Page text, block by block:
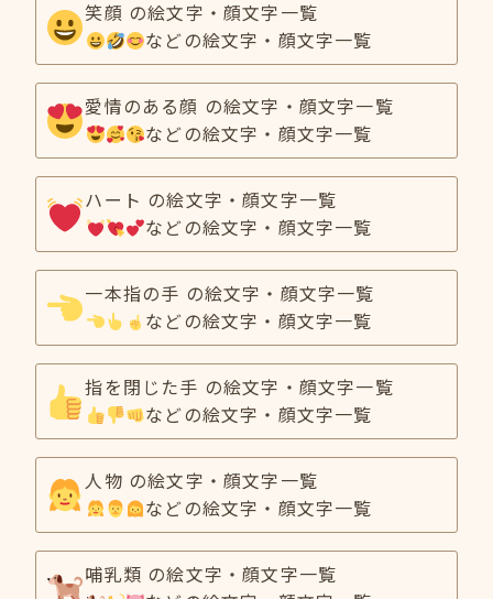
笑顔 の絵文字・顔文字一覧
などの絵文字・顔文字一覧
愛情のある顔 の絵文字・顔文字一覧
などの絵文字・顔文字一覧
ハート の絵文字・顔文字一覧
などの絵文字・顔文字一覧
一本指の手 の絵文字・顔文字一覧
などの絵文字・顔文字一覧
指を閉じた手 の絵文字・顔文字一覧
などの絵文字・顔文字一覧
人物 の絵文字・顔文字一覧
などの絵文字・顔文字一覧
哺乳類 の絵文字・顔文字一覧